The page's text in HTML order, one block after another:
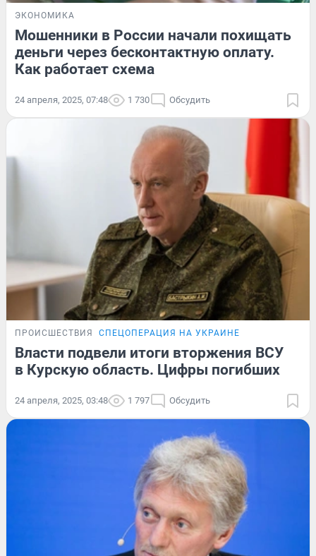
ЭКОНОМИКА
Мошенники в России начали похищать
деньги через бесконтактную оплату.
Как работает схема
24 апреля, 2025, 07:48 1 730 Обсудить
ПРОИСШЕСТВИЯ СПЕЦОПЕРАЦИЯ НА УКРАИНЕ
Власти подвели итоги вторжения ВСУ
в Курскую область. Цифры погибших
24 апреля, 2025, 03:48 1 797 Обсудить